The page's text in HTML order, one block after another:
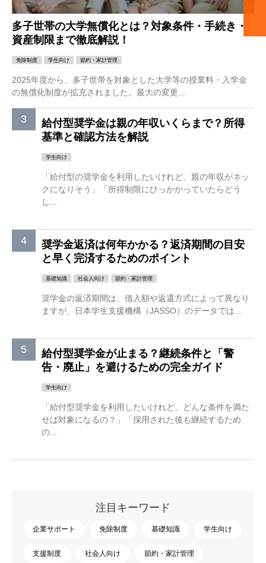
多子世帯の大学無償化とは？対象条件・手続き・
資産制限まで徹底解説！
免除制度 学生向け 節約・家計管理
2025年度から、多子世帯を対象とした大学等の授業料・入学金
の無償化制度が拡充されました。最大の変更...
給付型奨学金は親の年収いくらまで？所得
基準と確認方法を解説
学生向け
「給付型の奨学金を利用したいけれど、親の年収がネッ
クになりそう」「所得制限にひっかかっていたらどう
し...
奨学金返済は何年かかる？返済期間の目安
と早く完済するためのポイント
基礎知識 社会人向け 節約・家計管理
奨学金の返済期間は、借入額や返還方式によって異なり
ますが、日本学生支援機構（JASSO）のデータでは...
給付型奨学金が止まる？継続条件と「警
告・廃止」を避けるための完全ガイド
学生向け
「給付型奨学金を利用したいけれど、どんな条件を満た
せば対象になるの？」「採用された後も継続するため
の...
注目キーワード
企業サポート 免除制度 基礎知識 学生向け
支援制度 社会人向け 節約・家計管理